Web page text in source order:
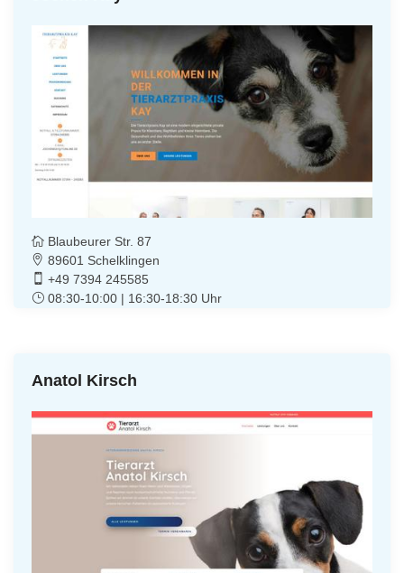
Blaubeurer Str. 87
89601 Schelklingen
+49 7394 245585
08:30-10:00 | 16:30-18:30 Uhr
Anatol Kirsch